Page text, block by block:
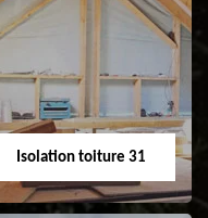
Nettoyage et pose
Isolation toiture 31